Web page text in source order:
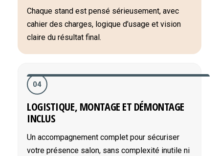
Chaque stand est pensé sérieusement, avec
cahier des charges, logique d’usage et vision
claire du résultat final.
04
LOGISTIQUE, MONTAGE ET DÉMONTAGE
INCLUS
Un accompagnement complet pour sécuriser
votre présence salon, sans complexité inutile ni